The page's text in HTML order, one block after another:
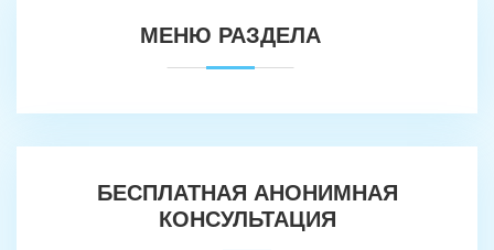
МЕНЮ РАЗДЕЛА
БЕСПЛАТНАЯ АНОНИМНАЯ
КОНСУЛЬТАЦИЯ